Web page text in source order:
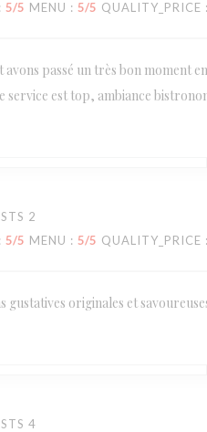
5/5 MENU : 5/5 QUALITY_PRICE
avons passé un très bon moment
service est top, ambiance
2
5/5 MENU : 5/5 QUALITY_PRICE
gustatives originales et
4